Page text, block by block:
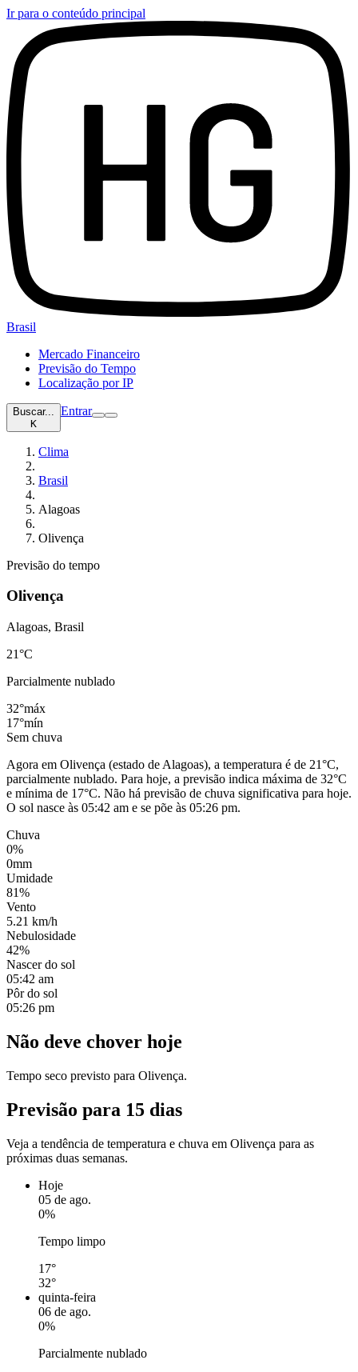
Ir para o conteúdo principal
Brasil
Mercado Financeiro
Previsão do Tempo
Localização por IP
Buscar...
K
Entrar
Clima
Brasil
Alagoas
Olivença
Previsão do tempo
Olivença
Alagoas, Brasil
21°C
Parcialmente nublado
32°máx
17°mín
Sem chuva
Agora em Olivença (estado de Alagoas), a temperatura é de 21°C,
parcialmente nublado. Para hoje, a previsão indica máxima de 32°C
e mínima de 17°C. Não há previsão de chuva significativa para hoje.
O sol nasce às 05:42 am e se põe às 05:26 pm.
Chuva
0%
0mm
Umidade
81%
Vento
5.21 km/h
Nebulosidade
42%
Nascer do sol
05:42 am
Pôr do sol
05:26 pm
Não deve chover hoje
Tempo seco previsto para Olivença.
Previsão para 15 dias
Veja a tendência de temperatura e chuva em Olivença para as
próximas duas semanas.
Hoje
05 de ago.
0%
Tempo limpo
17°
32°
quinta-feira
06 de ago.
0%
Parcialmente nublado